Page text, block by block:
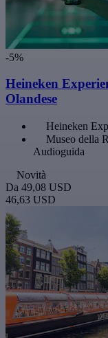
-5%
Heineken
Olandese
Heineken
Museo della
Audioguida
Novità
Da 49,08 USD
46,63 USD